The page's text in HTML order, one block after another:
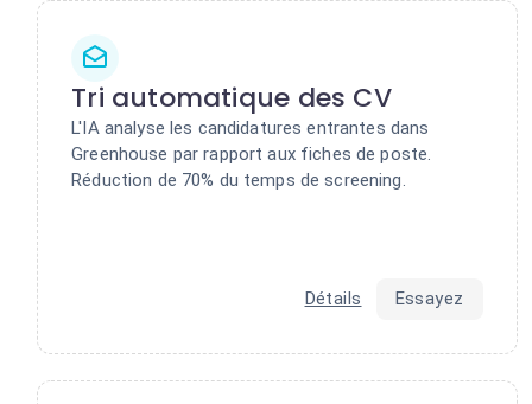
Tri automatique des CV
L'IA analyse les candidatures entrantes dans
Greenhouse par rapport aux fiches de poste.
Réduction de 70% du temps de screening.
Détails Essayez